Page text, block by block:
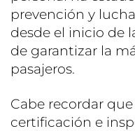
prevención y
desde el inicio de
de garantizar la
pasajeros.
Cabe recordar
certificación e